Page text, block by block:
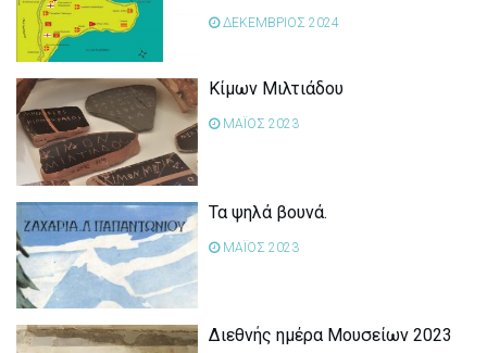
ΔΕΚΕΜΒΡΙΟΣ 2024
Κίμων Μιλτιάδου
ΜΑΪΟΣ 2023
Τα ψηλά βουνά.
ΜΑΪΟΣ 2023
Διεθνής ημέρα Μουσείων 2023